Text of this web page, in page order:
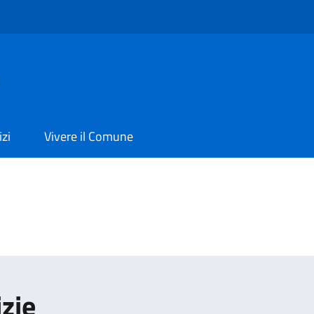
Vivere il Comune